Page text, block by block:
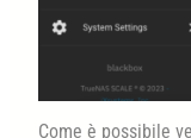
Come è possibile